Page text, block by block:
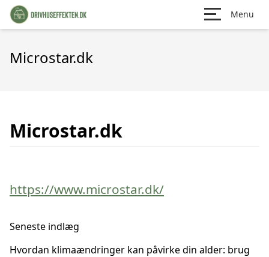
Menu
Microstar.dk
Microstar.dk
https://www.microstar.dk/
Seneste indlæg
Hvordan klimaændringer kan påvirke din alder: brug